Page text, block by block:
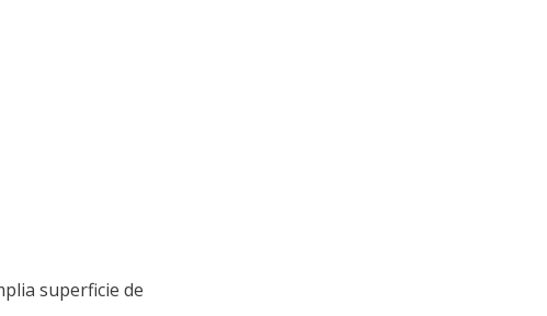
superficie de